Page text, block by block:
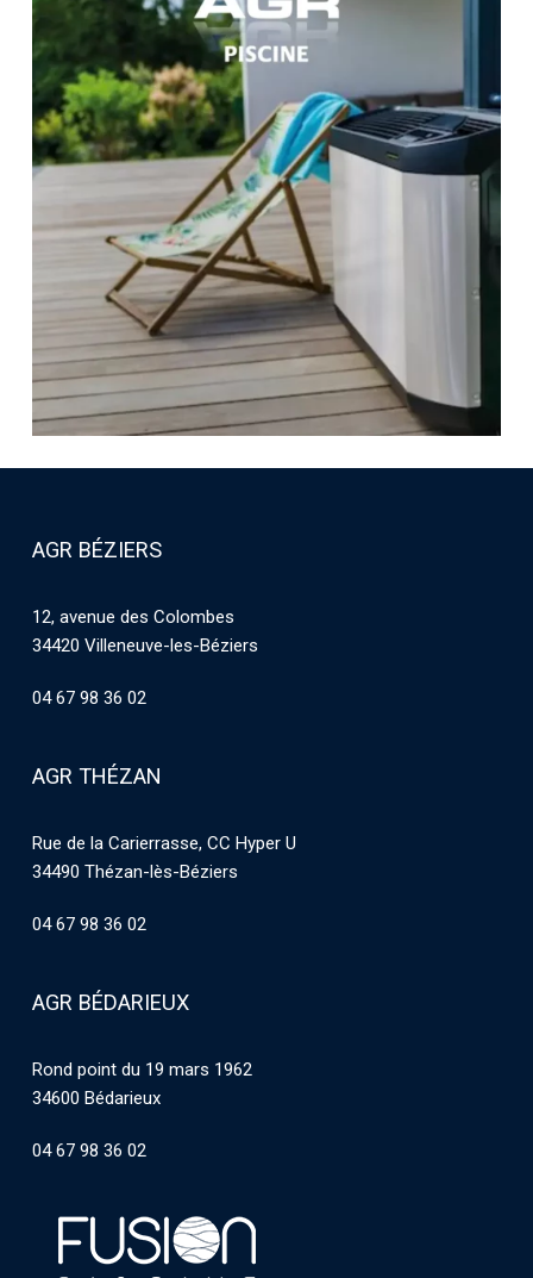
AGR BÉZIERS
12, avenue des Colombes
34420 Villeneuve-les-Béziers
04 67 98 36 02
AGR THÉZAN
Rue de la Carierrasse, CC Hyper U
34490 Thézan-lès-Béziers
04 67 98 36 02
AGR BÉDARIEUX
Rond point du 19 mars 1962
34600 Bédarieux
04 67 98 36 02